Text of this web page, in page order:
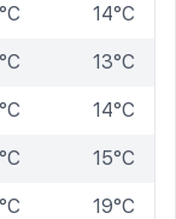
14°C
13°C
14°C
15°C
19°C